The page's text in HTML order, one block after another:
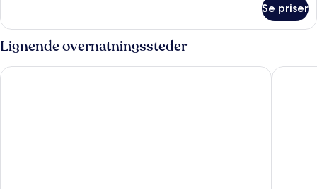
King
Non-
Se priser
Lignende overnatningssteder
Hilton Garden Inn Kampala Le Petit